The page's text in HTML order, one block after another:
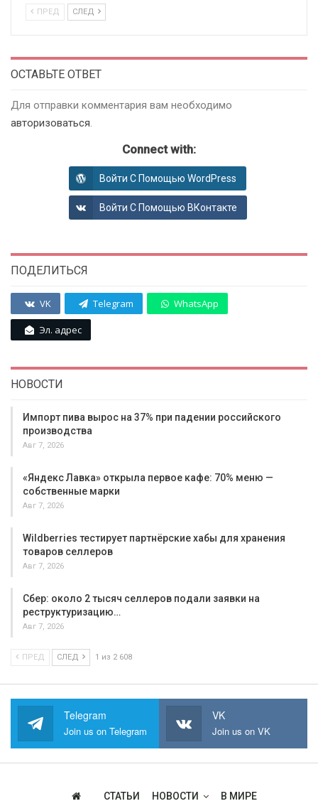
ПРЕД СЛЕД
ОСТАВЬТЕ ОТВЕТ
Для отправки комментария вам необходимо
авторизоваться.
Connect with:
Войти С Помощью WordPress
Войти С Помощью ВКонтакте
ПОДЕЛИТЬСЯ
VK Telegram WhatsApp
Эл. адрес
НОВОСТИ
Импорт пива вырос на 37% при падении российского
производства
Авг 7, 2026
«Яндекс Лавка» открыла первое кафе: 70% меню —
собственные марки
Авг 7, 2026
Wildberries тестирует партнёрские хабы для хранения
товаров селлеров
Авг 7, 2026
Сбер: около 2 тысяч селлеров подали заявки на
реструктуризацию…
Авг 7, 2026
ПРЕД СЛЕД 1 из 2 608
Telegram
Join us on Telegram
VK
Join us on VK
СТАТЬИ НОВОСТИ В МИРЕ